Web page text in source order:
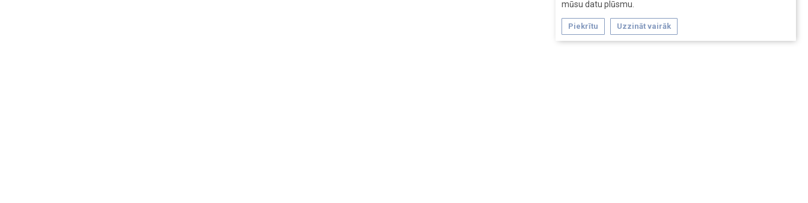
mūsu datu plūsmu.
Piekrītu Uzzināt vairāk